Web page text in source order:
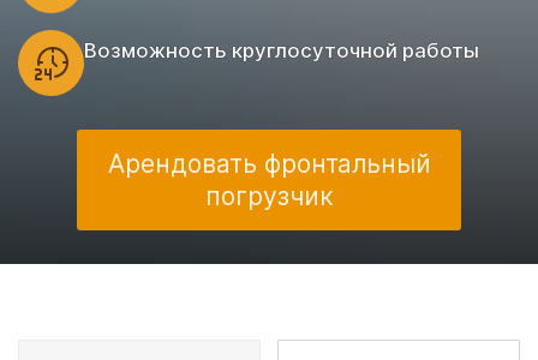
Возможность круглосуточной работы
Арендовать фронтальный
погрузчик